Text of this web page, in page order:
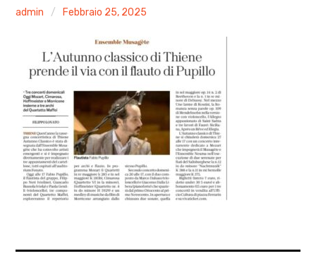
AGENDA
ARCHIVIO & MEDIA
CONTATTI
PRESS
XXIV Stagione Pomeriggio tra le Muse
AUTUNNO CLASSICO 2025
admin Febbraio 25, 2025